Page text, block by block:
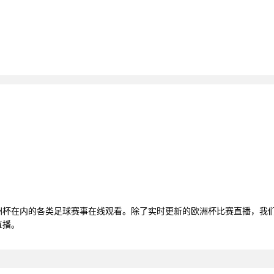
在内的各类足球赛事在线观看。除了实时更新的欧洲杯比赛直播，我
。